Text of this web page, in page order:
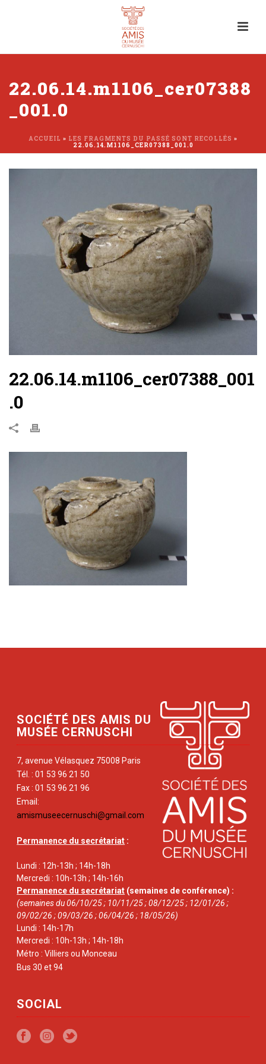
22.06.14.m1106_cer07388
_001.0
ACCUEIL » LES FRAGMENTS DU PASSÉ SONT RECOLLÉS »
22.06.14.M1106_CER07388_001.0
22.06.14.m1106_cer07388_001
.0
SOCIÉTÉ DES AMIS DU
MUSÉE CERNUSCHI
7, avenue Vélasquez 75008 Paris
Tél. : 01 53 96 21 50
Fax : 01 53 96 21 96
Email:
amismuseecernuschi@gmail.com
Permanence du secrétariat :
Lundi : 12h-13h ; 14h-18h
Mercredi : 10h-13h ; 14h-16h
Permanence du secrétariat (semaines de conférence) :
(semaines du 06/10/25 ; 10/11/25 ; 08/12/25 ; 12/01/26 ;
09/02/26 ; 09/03/26 ; 06/04/26 ; 18/05/26)
Lundi : 14h-17h
Mercredi : 10h-13h ; 14h-18h
Métro : Villiers ou Monceau
Bus 30 et 94
SOCIAL